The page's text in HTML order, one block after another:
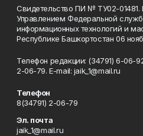
Свидетельство ПИ № ТУ02-01481.
Управлением Федеральной
информационных технологий и
Республике Башкортостан 06
Телефон редакции: (34791) 6-06-
2-06-79. Е-mаil: jaik_1@mail.ru
Телефон
8(34791) 2-06-79
Эл. почта
jaik_1@mail.ru